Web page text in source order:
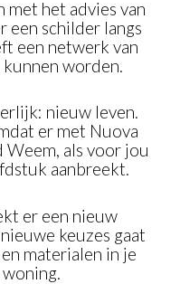
met het advies van
een schilder langs
een netwerk van
worden.
nieuw leven.
er met Nuova
Weem, als voor jou
aanbreekt.
er een nieuw
keuzes gaat
materialen in je